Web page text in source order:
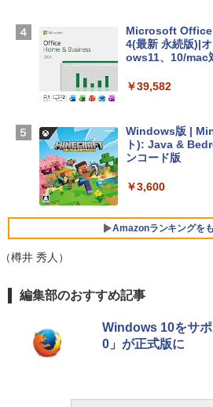
￥278,800
SSD インテル
￥129,800
Core i5/16GB/
VWK3E15W_AZ
Microsoft
4(最新 永続版)|
ows11、10/mac
￥39,582
Windows版 |
ト): Java &
ンコード版
￥3,600
Amazonランキングを
生成AIパスポー
￥1,766
Amazon Kindle -
続バッテリー、
書籍リーダー、
し
（樽井 秀人）
編集部のおすすめ記事
Windows 10をサ
0」が正式版に